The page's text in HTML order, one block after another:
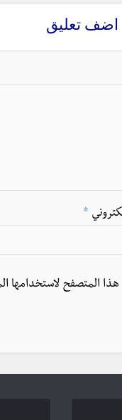
اضف تعليق
*
هذا المتصفح لاستخدامها